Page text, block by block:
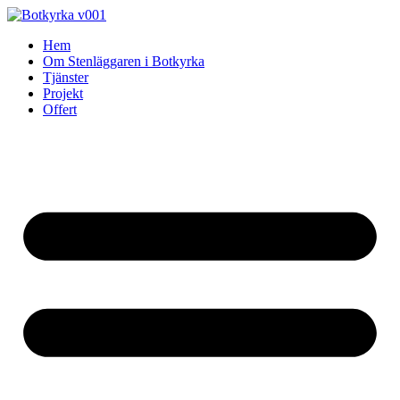
Skip
contentHem
Om Stenläggaren i Botkyrka
Tjänster
Projekt
Offert